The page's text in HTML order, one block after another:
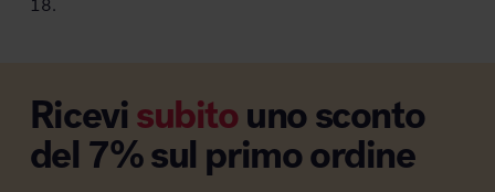
18.
Ricevisubitouno sconto
del 7% sul primo ordine